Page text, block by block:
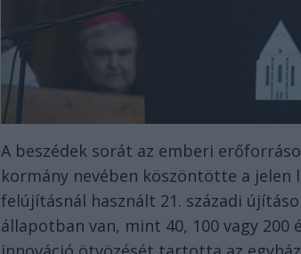
A beszédek sorát az emberi
kormány nevében köszöntötte a
felújításnál használt 21. századi
állapotban van, mint 40, 100 vagy